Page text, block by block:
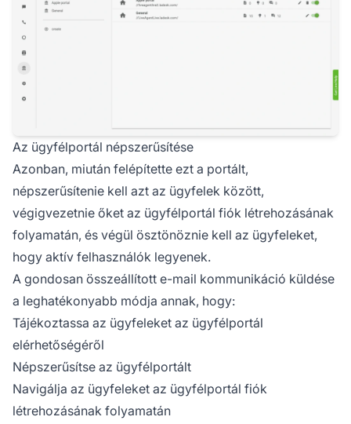
Az ügyfélportál népszerűsítése
Azonban, miután felépítette ezt a portált,
népszerűsítenie kell azt az ügyfelek között,
végigvezetnie őket az ügyfélportál fiók létrehozásának
folyamatán, és végül ösztönöznie kell az ügyfeleket,
hogy aktív felhasználók legyenek.
A gondosan összeállított e-mail kommunikáció küldése
a leghatékonyabb módja annak, hogy:
Tájékoztassa az ügyfeleket az ügyfélportál
elérhetőségéről
Népszerűsítse az ügyfélportált
Navigálja az ügyfeleket az ügyfélportál fiók
létrehozásának folyamatán